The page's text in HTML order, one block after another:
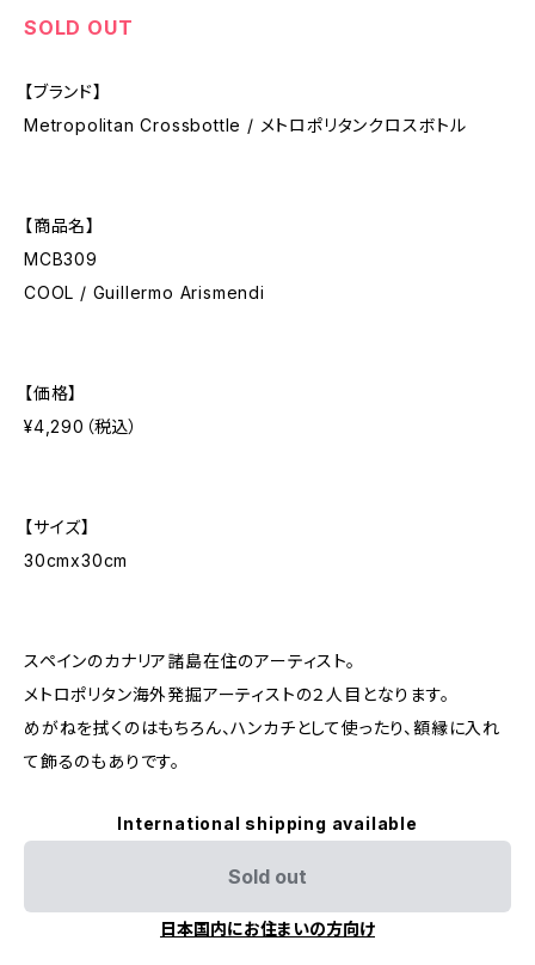
SOLD OUT
【ブランド】
Metropolitan Crossbottle / メトロポリタンクロスボトル
【商品名】
MCB309
COOL / Guillermo Arismendi
【価格】
¥4,290（税込）
【サイズ】
30cmx30cm
スペインのカナリア諸島在住のアーティスト。
メトロポリタン海外発掘アーティストの２人目となります。
めがねを拭くのはもちろん、ハンカチとして使ったり、額縁に入れ
て飾るのもありです。
International shipping available
Sold out
日本国内にお住まいの方向け